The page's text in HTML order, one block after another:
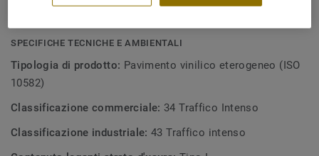
Elevata resistenza contro graffi, macchie e urti
SPECIFICHE TECNICHE E AMBIENTALI
Tipologia di prodotto: Pavimento vinilico eterogeneo (ISO
10582)
Classificazione commerciale: 34 Traffico Intenso
Classificazione industriale:43 Traffico intenso